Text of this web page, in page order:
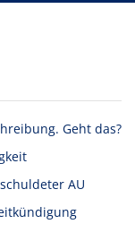
Geht das?
AU